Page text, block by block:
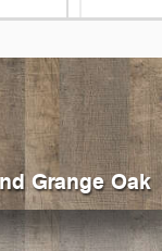
Grange Oak